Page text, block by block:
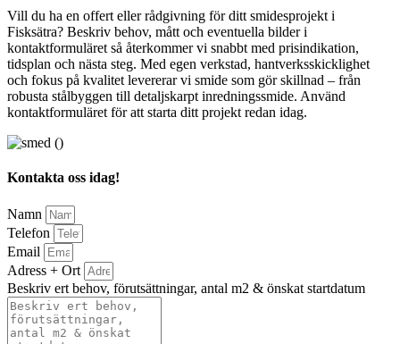
Vill du ha en offert eller rådgivning för ditt smidesprojekt i
Fisksätra? Beskriv behov, mått och eventuella bilder i
kontaktformuläret så återkommer vi snabbt med prisindikation,
tidsplan och nästa steg. Med egen verkstad, hantverksskicklighet
och fokus på kvalitet levererar vi smide som gör skillnad – från
robusta stålbyggen till detaljskarpt inredningssmide. Använd
kontaktformuläret för att starta ditt projekt redan idag.
Kontakta oss idag!
Namn
Telefon
Email
Adress + Ort
Beskriv ert behov, förutsättningar, antal m2 & önskat startdatum